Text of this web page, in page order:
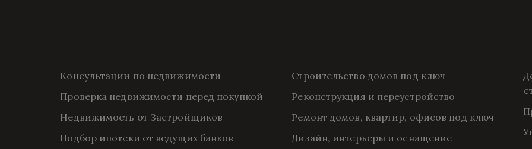
Консультации по недвижимости
Проверка недвижимости перед покупкой
Недвижимость от Застройщиков
Подбор ипотеки от ведущих банков
Строительство домов под ключ
Реконструкция и переустройство
Ремонт домов, квартир, офисов под ключ
Дизайн, интерьеры и оснащение